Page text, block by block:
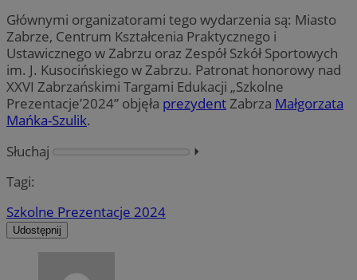
Głównymi organizatorami tego wydarzenia są: Miasto
Zabrze, Centrum Kształcenia Praktycznego i
Ustawicznego w Zabrzu oraz Zespół Szkół Sportowych
im. J. Kusocińskiego w Zabrzu. Patronat honorowy nad
XXVI Zabrzańskimi Targami Edukacji „Szkolne
Prezentacje’2024” objęła prezydentZabrza Małgorzata
Mańka-Szulik.
Słuchaj
⏵︎
Tagi:
Szkolne Prezentacje 2024
Udostępnij